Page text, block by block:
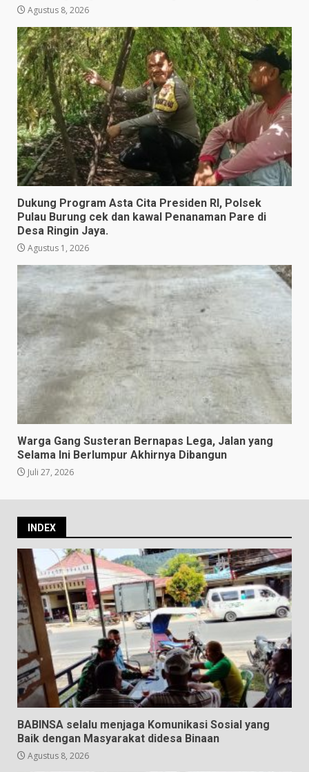
Agustus 8, 2026
Dukung Program Asta Cita Presiden RI, Polsek
Pulau Burung cek dan kawal Penanaman Pare di
Desa Ringin Jaya.
Agustus 1, 2026
Warga Gang Susteran Bernapas Lega, Jalan yang
Selama Ini Berlumpur Akhirnya Dibangun
Juli 27, 2026
INDEX
BABINSA selalu menjaga Komunikasi Sosial yang
Baik dengan Masyarakat didesa Binaan
Agustus 8, 2026